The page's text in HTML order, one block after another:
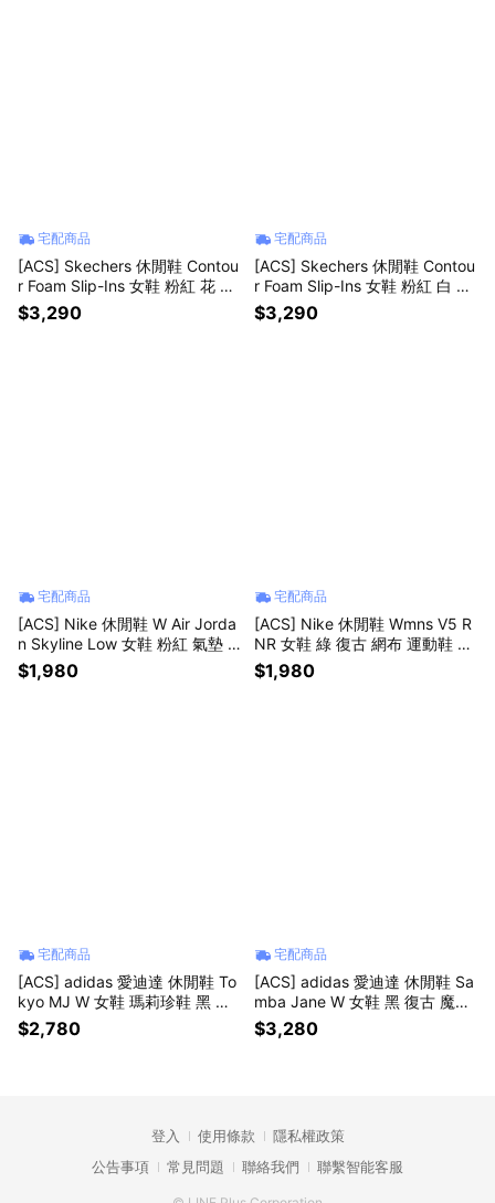
宅配商品
[ACS] Skechers 休閒鞋 Contou
r Foam Slip-Ins 女鞋 粉紅 花 運
動鞋 150843ROS
$3,290
宅配商品
[ACS] Skechers 休閒鞋 Contou
r Foam Slip-Ins 女鞋 粉紅 白 運
動鞋 150843WHT
$3,290
宅配商品
[ACS] Nike 休閒鞋 W Air Jorda
n Skyline Low 女鞋 粉紅 氣墊 I
Q0704-100
$1,980
宅配商品
[ACS] Nike 休閒鞋 Wmns V5 R
NR 女鞋 綠 復古 網布 運動鞋 H
Q7901-301
$1,980
宅配商品
[ACS] adidas 愛迪達 休閒鞋 To
kyo MJ W 女鞋 瑪莉珍鞋 黑 薄
底 膠底 復古 JR4790
$2,780
宅配商品
[ACS] adidas 愛迪達 休閒鞋 Sa
mba Jane W 女鞋 黑 復古 魔鬼
氈 德訓鞋 瑪莉珍鞋 KZ8952
$3,280
登入 使用條款
隱私權政策
公告事項
常見問題 聯絡我們 聯繫智能客服